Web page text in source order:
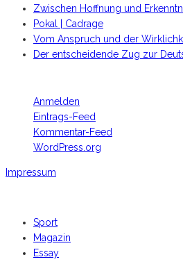
Zwischen Hoffnung und
Pokal | Cadrage
Vom Anspruch und der
Der entscheidende Zug zur
Anmelden
Eintrags-Feed
Kommentar-Feed
WordPress.org
Impressum
Sport
Magazin
Essay